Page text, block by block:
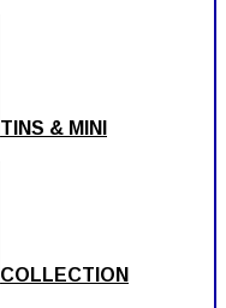
TINS & MINI
COLLECTION